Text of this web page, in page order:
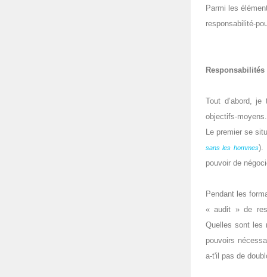
Parmi les
responsabilité-
Tout d’abord,
objectifs-moyens.
Le premier se
sans les hommes).
pouvoir de
Pendant les
« audit » de
Quelles sont les
pouvoirs
a-t'il pas de